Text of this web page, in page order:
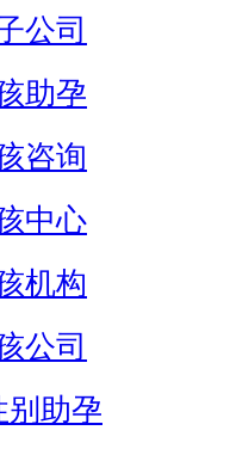
公司
助孕
咨询
中心
机构
公司
别助孕